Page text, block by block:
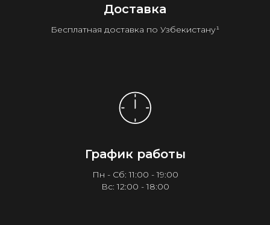
Доставка
Бесплатная доставка по Узбекистану¹
График работы
Пн - Сб: 11:00 - 19:00
Вс: 12:00 - 18:00